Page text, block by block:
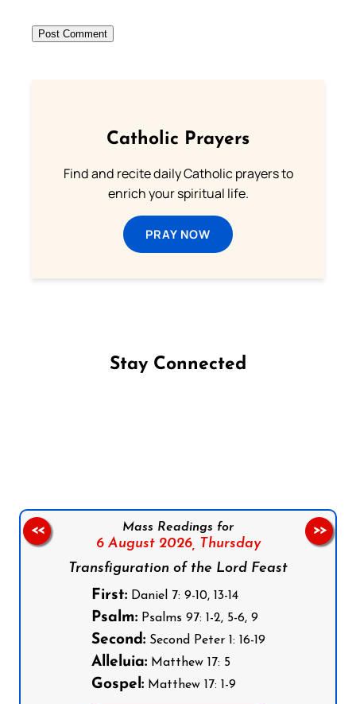
Catholic Prayers
Find and recite daily Catholic prayers to
enrich your spiritual life.
PRAY NOW
Stay Connected
Mass Readings for
6 August 2026, Thursday
Transfiguration of the Lord Feast
First:Daniel 7: 9-10, 13-14
Psalm:Psalms 97: 1-2, 5-6, 9
Second:Second Peter 1: 16-19
Alleluia:Matthew 17: 5
Gospel:Matthew 17: 1-9
<< >>